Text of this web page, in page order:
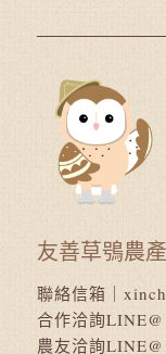
友善草鴞農
聯絡信箱｜
合作洽詢LINE@
農友洽詢LINE@